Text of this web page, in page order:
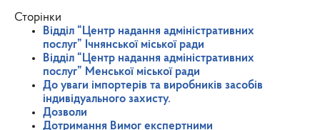
Сторінки
Відділ “Центр надання адміністративних
послуг” Ічнянської міської ради
Відділ “Центр надання адміністративних
послуг” Менської міської ради
До уваги імпортерів та виробників засобів
індивідуального захисту.
Дозволи
Дотримання Вимог експертними